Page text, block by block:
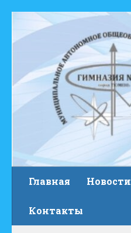
Skip to content
Главная Новости
Контакты